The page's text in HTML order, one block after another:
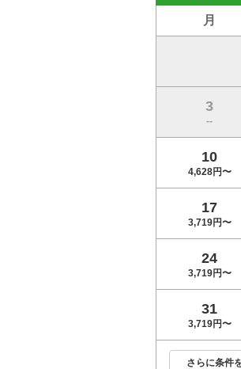
月
3
--
10
4,628円〜
17
3,719円〜
24
3,719円〜
31
3,719円〜
さらに条件